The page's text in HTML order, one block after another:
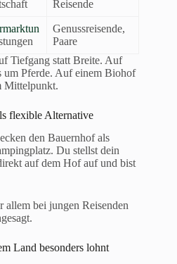
Reisende
Genussreisende,
Paare
Tiefgang statt Breite. Auf
um Pferde. Auf einem Biohof
Mittelpunkt.
flexible Alternative
den Bauernhof als
Du stellst dein
auf dem Hof auf und bist
bei jungen Reisenden
Land besonders lohnt